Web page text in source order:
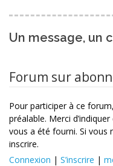
Un message, un
Forum sur
Pour participer à ce
préalable. Merci
vous a été fourni. Si vous
inscrire.
Connexion | S’inscrire |